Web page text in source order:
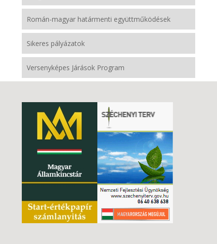
Román-magyar határmenti együttműködések
Sikeres pályázatok
Versenyképes Járások Program